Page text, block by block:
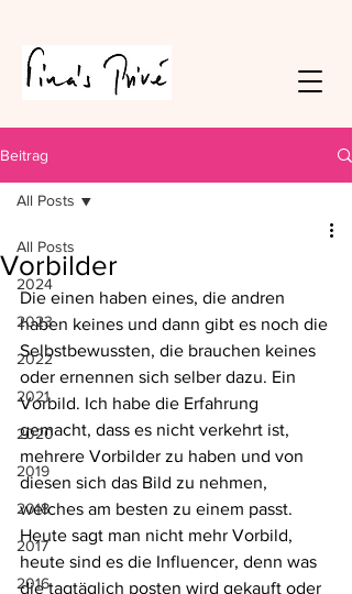
Beitrag
All Posts
2024
2023
2022
2021
2020
2019
2018
2017
2016
All Posts
Vorbilder
Die einen haben eines, die andren
haben keines und dann gibt es noch die
Selbstbewussten, die brauchen keines
oder ernennen sich selber dazu. Ein
Vorbild. Ich habe die Erfahrung
gemacht, dass es nicht verkehrt ist,
mehrere Vorbilder zu haben und von
diesen sich das Bild zu nehmen,
welches am besten zu einem passt.
Heute sagt man nicht mehr Vorbild,
heute sind es die Influencer, denn was
die tagtäglich posten wird gekauft oder